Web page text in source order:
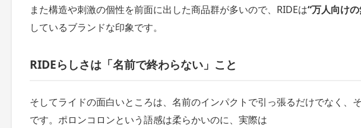
また構造や刺激の個性を前面に出した商品群が多いので、RIDEは“万人向け
しているブランドな印象です。
RIDEらしさは「名前で終わらない」こと
そしてライドの面白いところは、名前のインパクトで引っ張るだけでなく、
です。ポロンコロンという語感は柔らかいのに、実際は